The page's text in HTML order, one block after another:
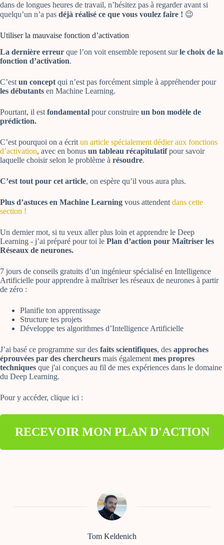
dans de longues heures de travail, n’hésitez pas à regarder avant si
quelqu’un n’a pas déjà réalisé ce que vous voulez faire ! 😉
Utiliser la mauvaise fonction d’activation
La dernière erreur que l’on voit ensemble reposent surle choix de la
fonction d’activation.
C’est un concept qui n’est pas forcément simple à appréhender pour
les débutants en Machine Learning.
Pourtant, il est fondamental pour construire un bon modèle de
prédiction.
C’est pourquoi on a écrit un article spécialement dédier aux fonctions
d’activation, avec en bonus un tableau récapitulatifpour savoir
laquelle choisir selon le problème à résoudre.
C’est tout pour cet article, on espère qu’il vous aura plus.
Plus d’astuces en Machine Learning vous attendent dans cette
section !
Un dernier mot, si tu veux aller plus loin et apprendre le Deep
Learning - j’ai préparé pour toi le Plan d’action pour Maîtriser les
Réseaux de neurones.
7 jours de conseils gratuits d’un ingénieur spécialisé en Intelligence
Artificielle pour apprendre à maîtriser les réseaux de neurones à partir
de zéro :
Planifie ton apprentissage
Structure tes projets
Développe tes algorithmes d’Intelligence Artificielle
J’ai basé ce programme sur des faits scientifiques, des approches
éprouvées par des chercheurs mais également mes propres
techniques que j'ai conçues au fil de mes expériences dans le domaine
du Deep Learning.
Pour y accéder, clique ici :
RECEVOIR MON PLAN D'ACTION
Tom Keldenich